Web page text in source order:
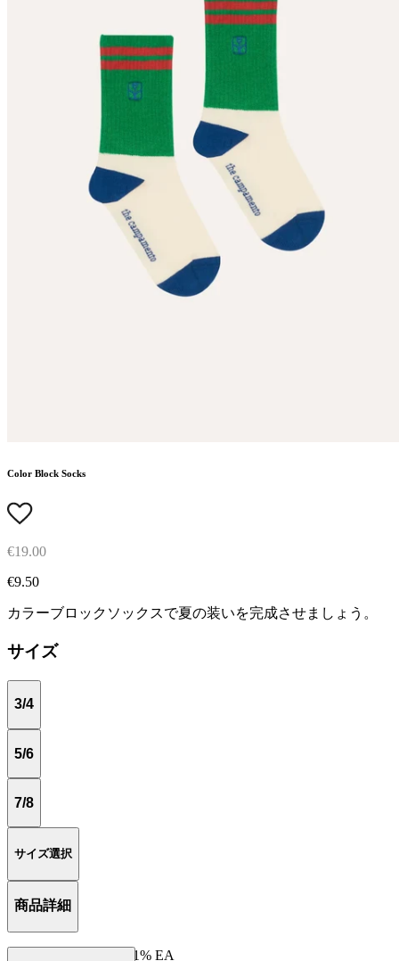
Color Block Socks
€19.00
€9.50
カラーブロックソックスで夏の装いを完成させましょう。
サイズ
3/4
5/6
7/8
サイズ選択
商品詳細
73% CO、26% PA、1% EA